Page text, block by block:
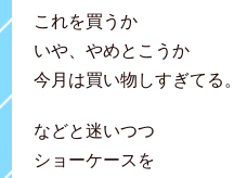
これを買うか
いや、やめとこうか
今月は買い物しすぎてる。
などと迷いつつ
ショーケースを